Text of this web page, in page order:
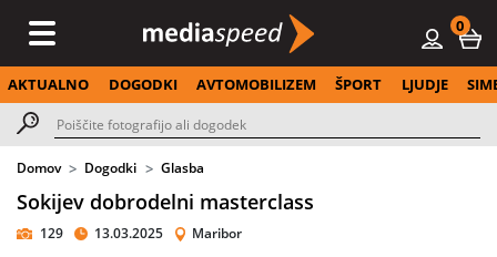
0
AKTUALNO DOGODKI AVTOMOBILIZEM ŠPORT LJUDJE
Domov Dogodki Glasba
Sokijev dobrodelni masterclass
129 13.03.2025 Maribor